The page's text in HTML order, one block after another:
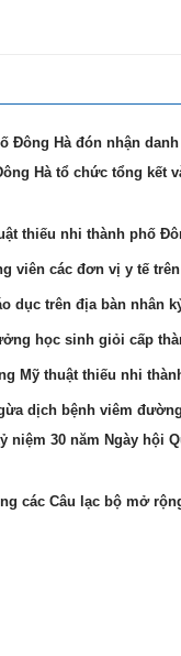
Hà đón nhận
Hà tổ chức tổng kết
thiếu nhi thành phố
viên các đơn vị y tế
dục trên địa bàn nhân
học sinh giỏi cấp
Mỹ thuật thiếu nhi
dịch bệnh viêm
niệm 30 năm Ngày hội
các Câu lạc bộ mở